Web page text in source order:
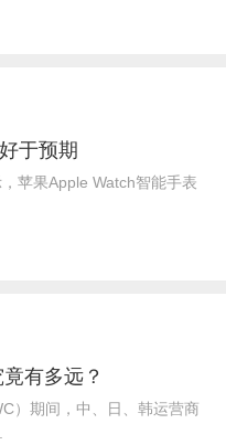
于预期
苹果Apple Watch智能手表
有多远？
）期间，中、日、韩运营商